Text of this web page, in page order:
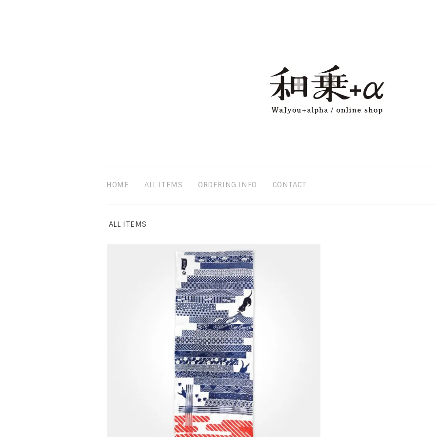
HOME ALL ITEMS ORDERING INFO CONTACT
ALL ITEMS